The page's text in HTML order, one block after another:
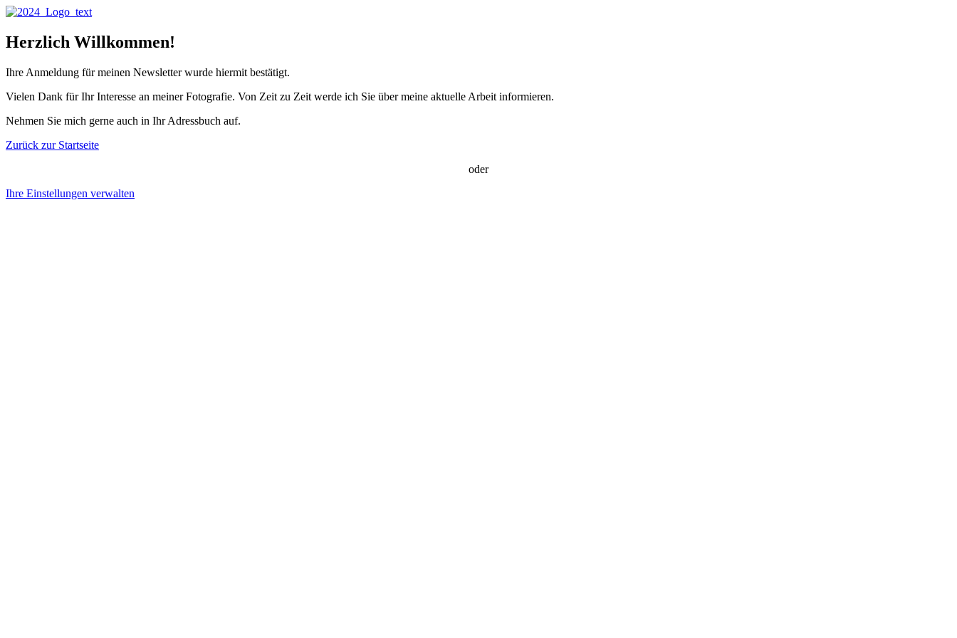
Herz­lich Willkommen!
Ihre Anmel­dung für mei­nen News­let­ter wur­de hier­mit bestätigt.
Vie­len Dank für Ihr Inter­es­se an mei­ner Foto­gra­fie. Von Zeit zu Zeit wer­de ich Sie über mei­ne aktu­el­le Arbeit informieren.
Neh­men Sie mich ger­ne auch in Ihr Adress­buch auf.
Zurück zur Startseite
oder
Ihre Ein­stel­lun­gen verwalten